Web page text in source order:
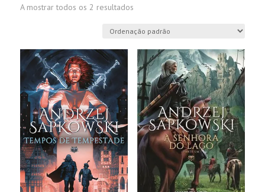
A mostrar todos os 2 resultados